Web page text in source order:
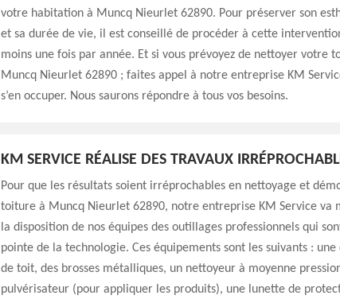
votre habitation à Muncq Nieurlet 62890. Pour préserver son
et sa durée de vie, il est conseillé de procéder à cette
moins une fois par année. Et si vous prévoyez de nettoyer votre
Muncq Nieurlet 62890 ; faites appel à notre entreprise KM
s’en occuper. Nous saurons répondre à tous vos besoins.
KM SERVICE RÉALISE DES TRAVAUX
Pour que les résultats soient irréprochables en nettoyage et
toiture à Muncq Nieurlet 62890, notre entreprise KM Service va
la disposition de nos équipes des outillages professionnels qui
pointe de la technologie. Ces équipements sont les suivants : une
de toit, des brosses métalliques, un nettoyeur à moyenne
pulvérisateur (pour appliquer les produits), une lunette de